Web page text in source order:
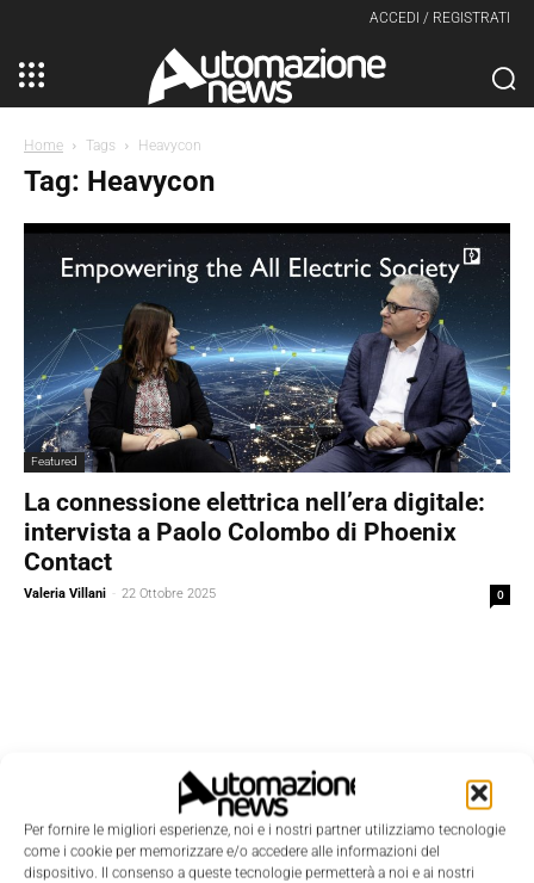
Per fornire le migliori esperienze, noi e i nostri partner utilizziamo tecnologie
come i cookie per memorizzare e/o accedere alle informazioni del
dispositivo. Il consenso a queste tecnologie permetterà a noi e ai nostri
ACCEDI / REGISTRATI
Home Tags Heavycon
Tag: Heavycon
Featured
La connessione elettrica nell’era digitale:
intervista a Paolo Colombo di Phoenix
Contact
Valeria Villani - 22 Ottobre 2025 0